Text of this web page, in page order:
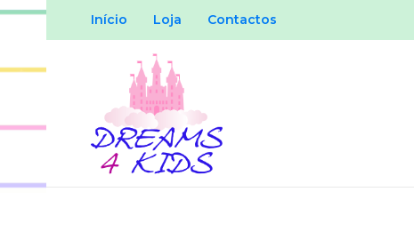
Início Loja Contactos